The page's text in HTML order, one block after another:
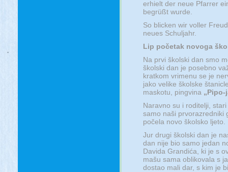
erhielt der neue Pfarrer
begrüßt wurde.
So blicken wir voller
neues Schuljahr.
Lip početak novoga
Na prvi školski dan smo
školski dan je posebno
kratkom vrimenu se je
jako velike školske
maskotu, pingvina „Pipo-
Naravno su i roditelji,
samo naši prvorazredniki
počela novo školsko ljeto.
Jur drugi školski dan je
dan nije bio samo jedan
Davida Grandića, ki je s
mašu sama oblikovala s
dostao mali dar, s kim je